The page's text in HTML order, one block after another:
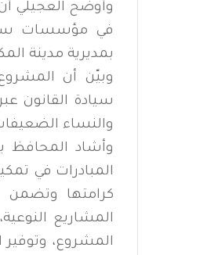
وأوضح العجيلي
في مؤسسات
بمديرية مدينة
وبيّن أن
سيادة القانون
والنساء
وأشاد المحافظ
المبادرات في
كرامتها وتضمن
المشاريع
المشروع، وتوفير